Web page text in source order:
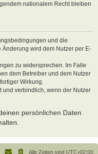
nationalem Recht bleiben
und die
wird dem Nutzer per E-
zu widersprechen. Im Falle
dem Betreiber und dem Nutzer
Wirkung.
und verbindlich, wenn der Nutzer
persönlichen Daten
Alle Zeiten sind UTC+02:00